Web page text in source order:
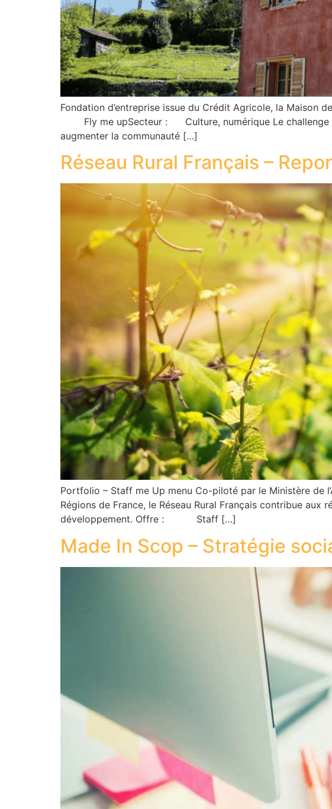
Fondation d’entreprise issue du Crédit Agricole, la Maison
Fly me upSecteur : Culture, numérique Le challenge
augmenter la communauté […]
Réseau Rural Français –
Portfolio – Staff me Up menu Co-piloté par le Ministère de
Régions de France, le Réseau Rural Français contribue
développement. Offre : Staff […]
Made In Scop – Stratégie